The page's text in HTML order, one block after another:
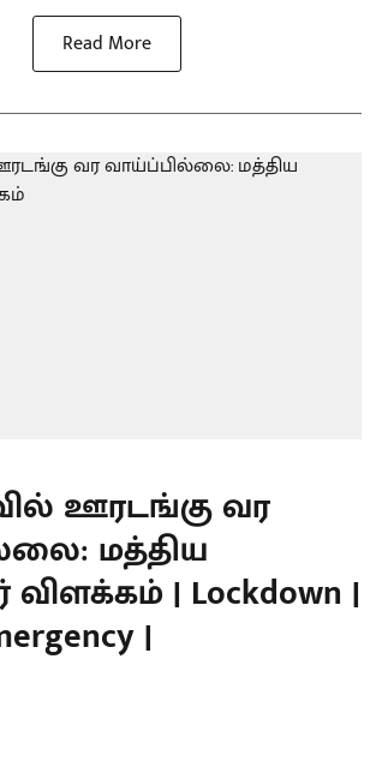
Read More
ஊரடங்கு வர
மத்திய
| Lockdown |
|